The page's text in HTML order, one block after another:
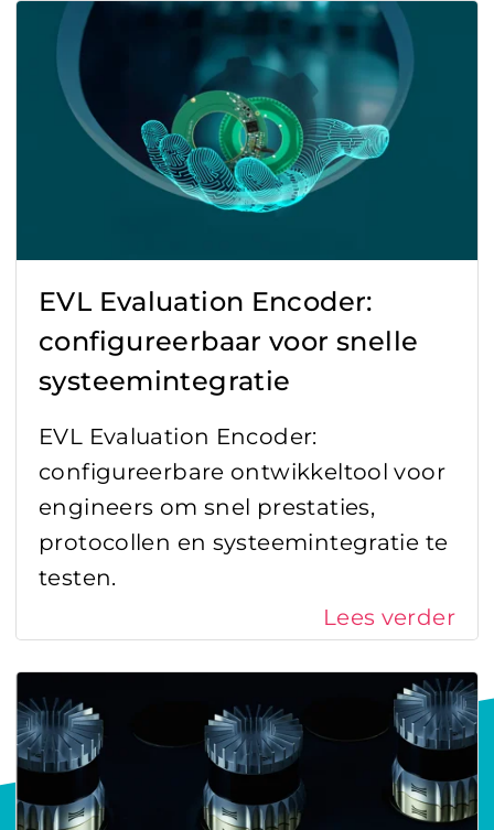
EVL Evaluation Encoder:
configureerbaar voor snelle
systeemintegratie
EVL Evaluation Encoder:
configureerbare ontwikkeltool voor
engineers om snel prestaties,
protocollen en systeemintegratie te
testen.
Lees verder